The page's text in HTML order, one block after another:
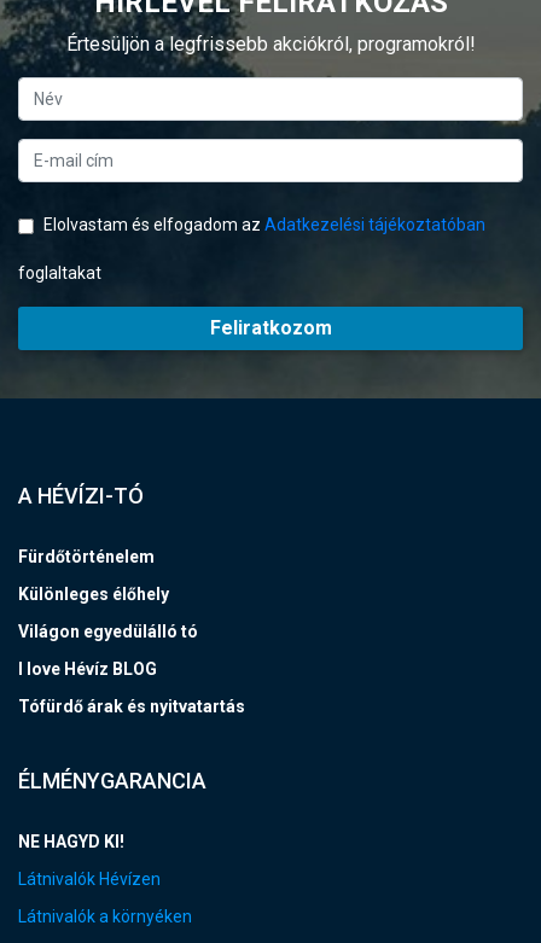
Értesüljön a legfrissebb akciókról, programokról!
Elolvastam és elfogadom az Adatkezelési tájékoztatóban
foglaltakat
Feliratkozom
A HÉVÍZI-TÓ
Fürdőtörténelem
Különleges élőhely
Világon egyedülálló tó
I love Hévíz BLOG
Tófürdő árak és nyitvatartás
ÉLMÉNYGARANCIA
NE HAGYD KI!
Látnivalók Hévízen
Látnivalók a környéken